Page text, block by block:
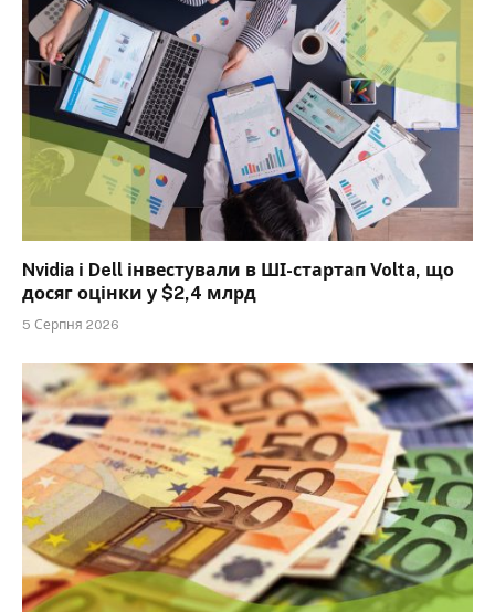
Nvidia і Dell інвестували в ШІ-стартап Volta, що
досяг оцінки у $2,4 млрд
5 Серпня 2026